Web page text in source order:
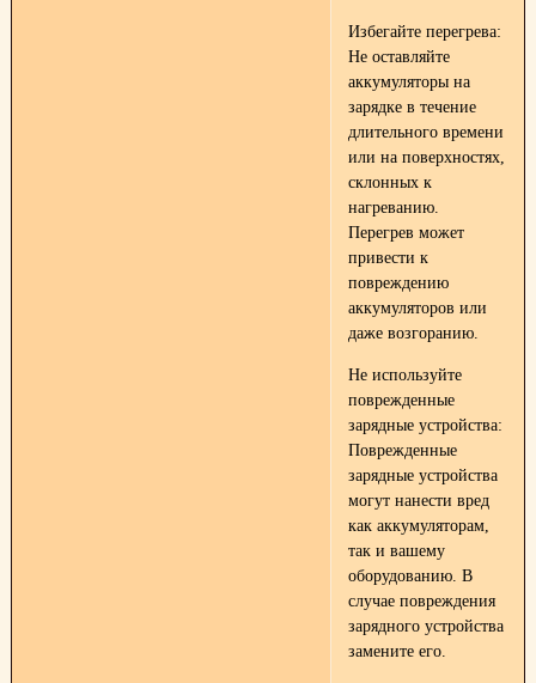
Избегайте перегрева:
Не оставляйте
аккумуляторы на
зарядке в течение
длительного времени
или на поверхностях,
склонных к
нагреванию.
Перегрев может
привести к
повреждению
аккумуляторов или
даже возгоранию.
Не используйте
поврежденные
зарядные устройства:
Поврежденные
зарядные устройства
могут нанести вред
как аккумуляторам,
так и вашему
оборудованию. В
случае повреждения
зарядного устройства
замените его.